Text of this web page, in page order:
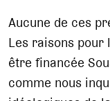
Aucune de ces
Les raisons
être financée
comme nous